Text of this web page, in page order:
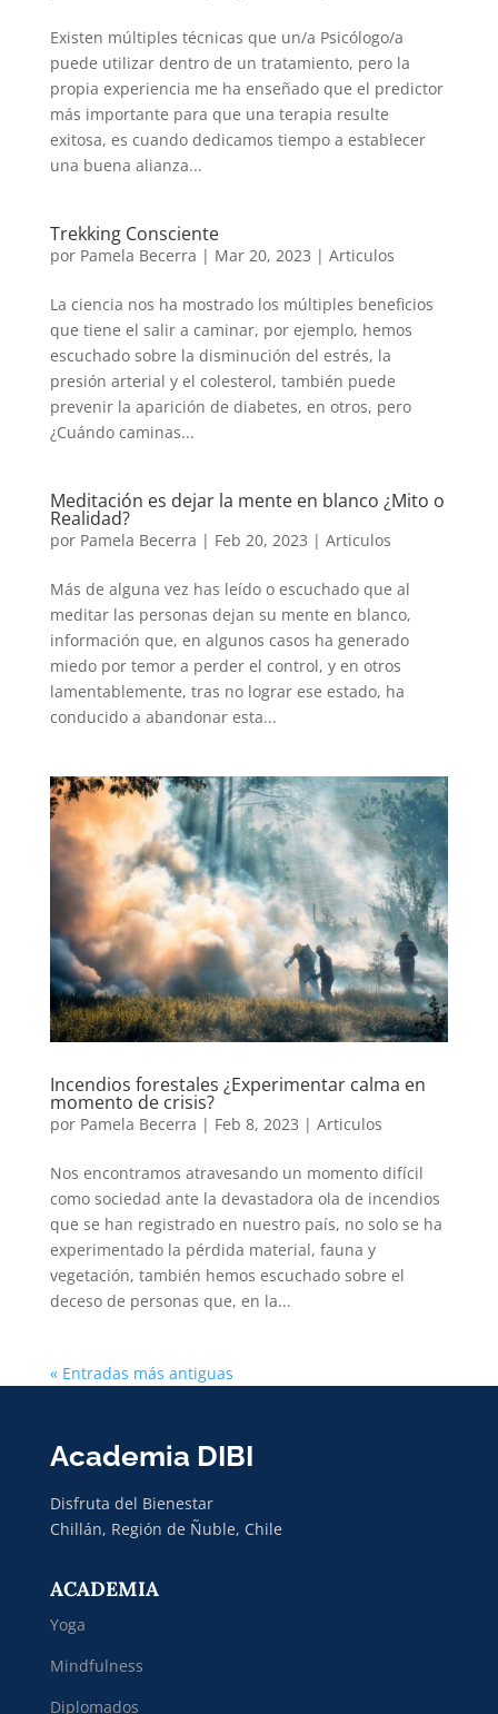
Existen múltiples técnicas que un/a Psicólogo/a
puede utilizar dentro de un tratamiento, pero la
propia experiencia me ha enseñado que el predictor
más importante para que una terapia resulte
exitosa, es cuando dedicamos tiempo a establecer
una buena alianza...
Trekking Consciente
por Pamela Becerra | Mar 20, 2023 | Articulos
La ciencia nos ha mostrado los múltiples beneficios
que tiene el salir a caminar, por ejemplo, hemos
escuchado sobre la disminución del estrés, la
presión arterial y el colesterol, también puede
prevenir la aparición de diabetes, en otros, pero
¿Cuándo caminas...
Meditación es dejar la mente en blanco ¿Mito o
Realidad?
por Pamela Becerra | Feb 20, 2023 | Articulos
Más de alguna vez has leído o escuchado que al
meditar las personas dejan su mente en blanco,
información que, en algunos casos ha generado
miedo por temor a perder el control, y en otros
lamentablemente, tras no lograr ese estado, ha
conducido a abandonar esta...
Incendios forestales ¿Experimentar calma en
momento de crisis?
por Pamela Becerra | Feb 8, 2023 | Articulos
Nos encontramos atravesando un momento difícil
como sociedad ante la devastadora ola de incendios
que se han registrado en nuestro país, no solo se ha
experimentado la pérdida material, fauna y
vegetación, también hemos escuchado sobre el
deceso de personas que, en la...
« Entradas más antiguas
Academia DIBI
Disfruta del Bienestar
Chillán, Región de Ñuble, Chile
ACADEMIA
Yoga
Mindfulness
Diplomados